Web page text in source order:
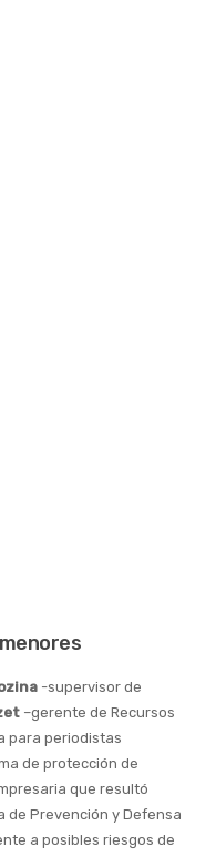
-supervisor de
–gerente de Recursos
para periodistas
de protección de
que resultó
de Prevención y Defensa
a posibles riesgos de